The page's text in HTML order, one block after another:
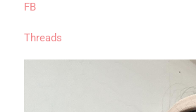
FB
Threads